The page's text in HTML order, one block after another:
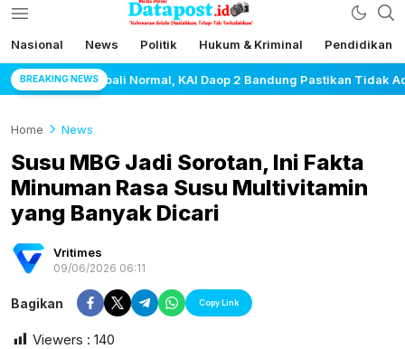
lensamata.id
Datapost.id
Kebenaran Selalu Disalahkan, Tetapi Tak
Terkalahkan
Nasional News Politik Hukum & Kriminal Pendidikan
BREAKING NEWS
Daop 2 Bandung Pastikan Tidak Ada Kerusakan Prasarana
Home News
Susu MBG Jadi Sorotan, Ini Fakta
Minuman Rasa Susu Multivitamin
yang Banyak Dicari
Vritimes
09/06/2026 06:11
Bagikan Copy Link
Viewers : 140